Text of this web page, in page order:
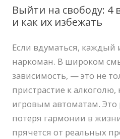
Выйти на свободу: 4
и как их избежать
Если вдуматься, каждый
наркоман. В широком
зависимость, — это не
пристрастие к
игровым автоматам. Это
потеря гармонии в
прячется от реальных